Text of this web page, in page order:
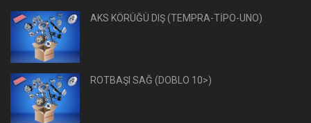
AKS KÖRÜĞÜ DIŞ (TEMPRA-TİPO-UNO)
ROTBAŞI SAĞ (DOBLO 10>)